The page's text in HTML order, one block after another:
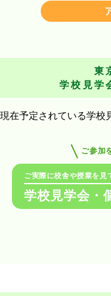
東
学校見学
現在予定されている学校
ご参加
ご実際に校舎や授業を見
学校見学会・